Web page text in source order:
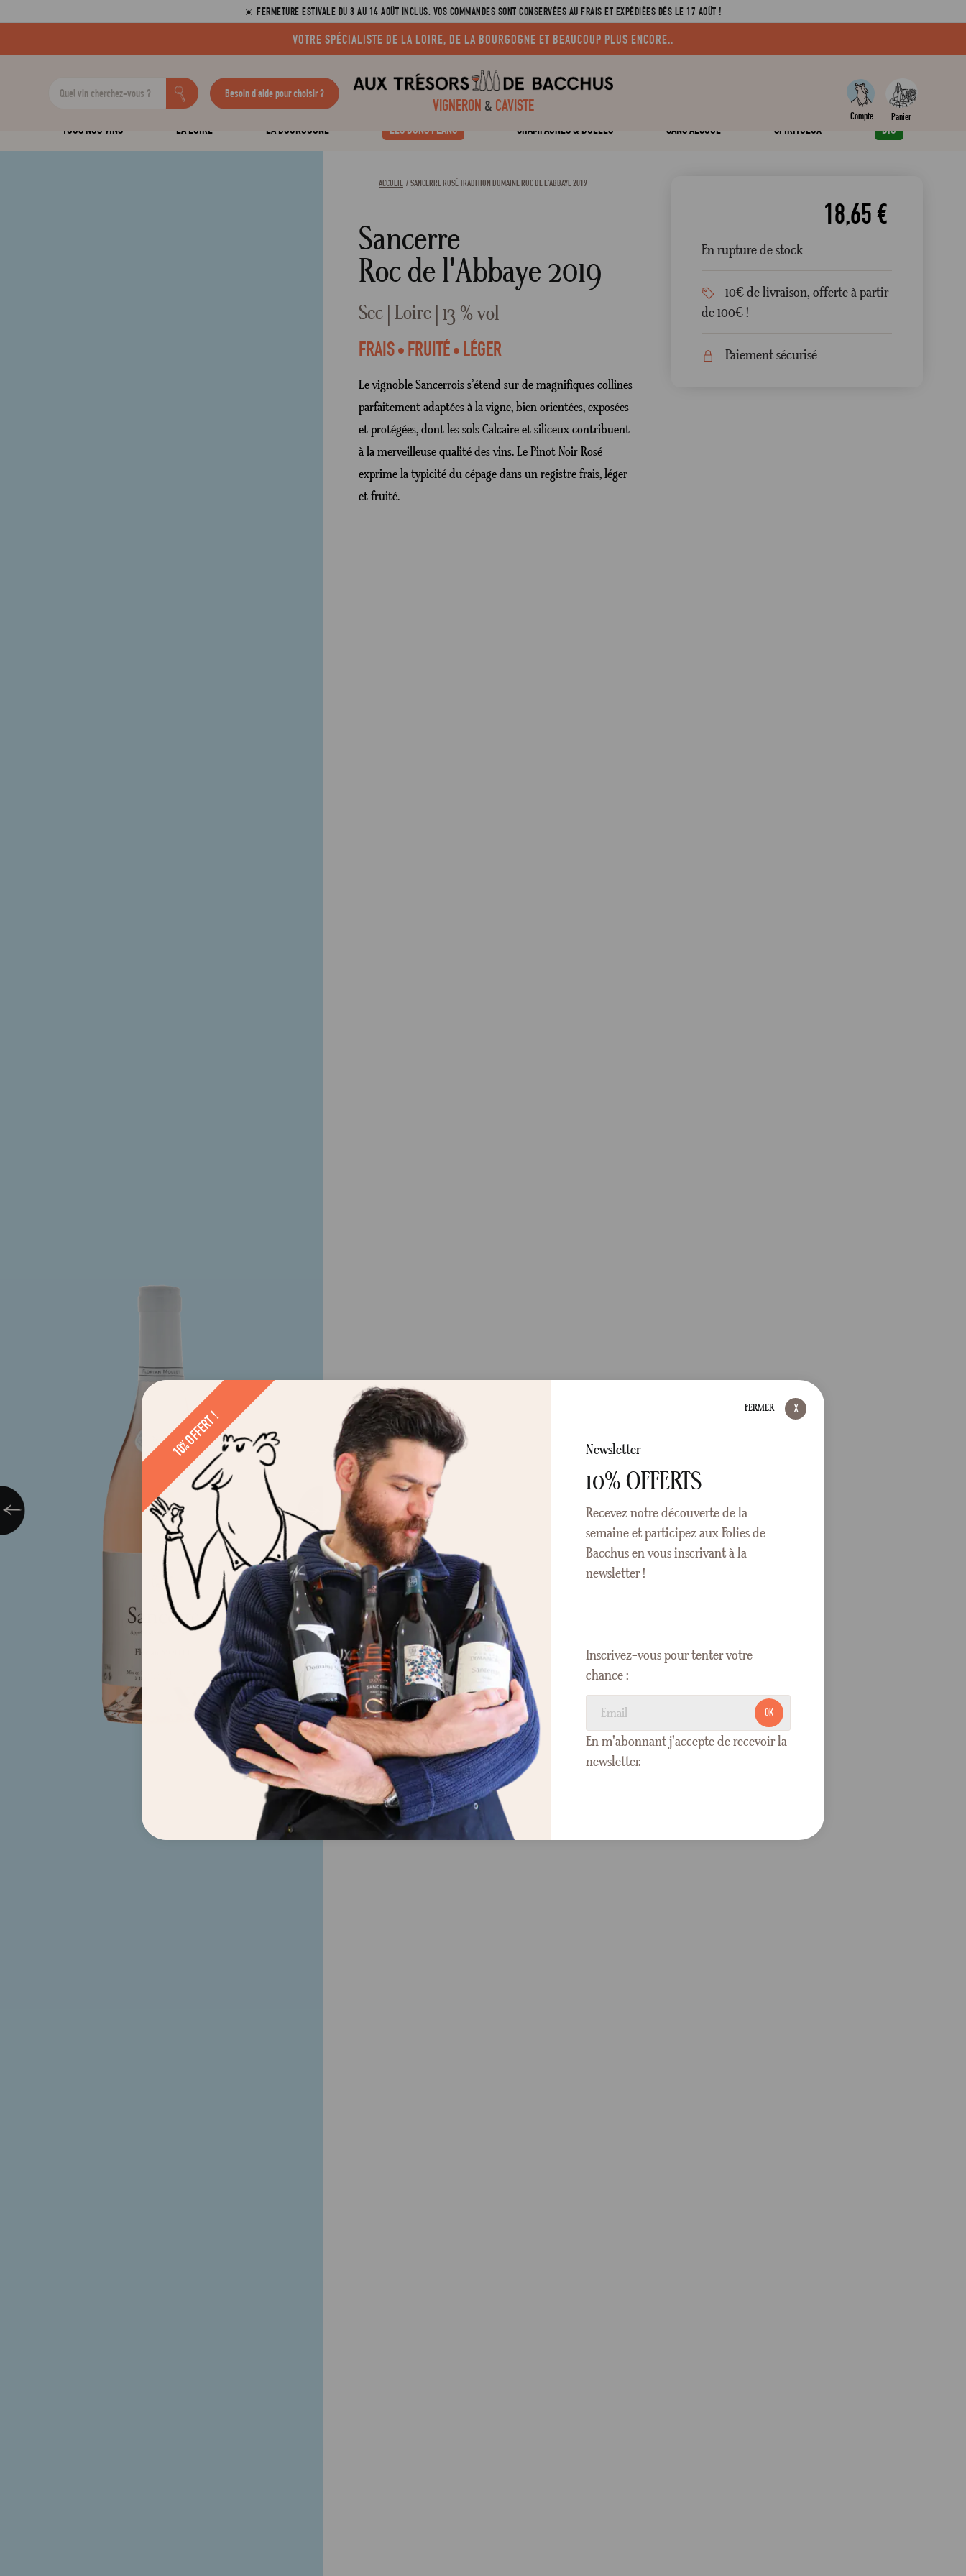
☀️ FERMETURE ESTIVALE DU 3 AU 14 AOÛT INCLUS. VOS COMMANDES SONT CONSERVÉES AU FRAIS ET EXPÉDIÉES DÈS LE 17 AOÛT !
VOTRE SPÉCIALISTE DE LA LOIRE, DE LA BOURGOGNE ET BEAUCOUP PLUS ENCORE..
Besoin d'aide pour choisir ?
VIGNERON & CAVISTE
TOUS NOS VINS LA LOIRE LA BOURGOGNE LES BONS PLANS CHAMPAGNES & BULLES SANS ALCOOL SPIRITUEUX BIO
ACCUEIL SANCERRE ROSÉ TRADITION DOMAINE ROC DE L'ABBAYE 2019
Sancerre
Roc de l'Abbaye 2019
Sec Loire 13 % vol
FRAIS FRUITÉ LÉGER
Le vignoble Sancerrois s’étend sur de magnifiques collines
parfaitement adaptées à la vigne, bien orientées, exposées
et protégées, dont les sols Calcaire et siliceux contribuent
à la merveilleuse qualité des vins. Le Pinot Noir Rosé
exprime la typicité du cépage dans un registre frais, léger
et fruité.
18,65 €
En rupture de stock
10€ de livraison, offerte à partir
de 100€ !
Paiement sécurisé
FERMER
10% OFFERT ! Newsletter
10% OFFERTS
Recevez notre découverte de la
semaine et participez aux Folies de
Bacchus en vous inscrivant à la
newsletter !
Inscrivez-vous pour tenter votre
chance :
OK
En m'abonnant j'accepte de recevoir la
newsletter.